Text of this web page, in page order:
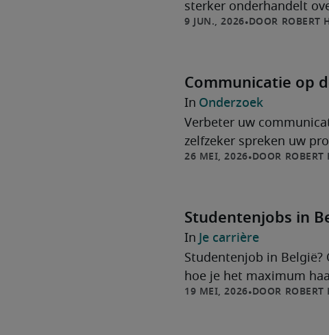
sterker onderhandelt
ROBERT
Communicatie op
Verbeter uw
zelfzeker spreken uw
ROBERT
Onderzoek
Studentenjobs in
eruit?
Studentenjob in België?
hoe je het maximum
ROBERT
Je carrière